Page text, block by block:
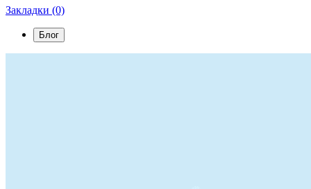
Закладки (0)
Блог